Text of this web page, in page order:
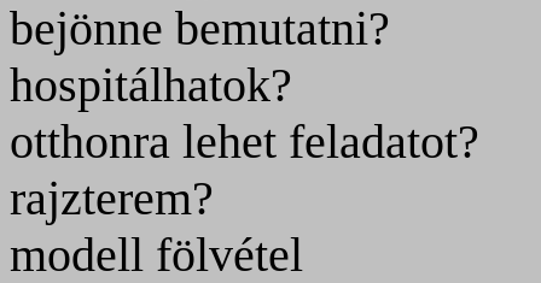
bejönne bemutatni?
hospitálhatok?
otthonra lehet feladatot?
rajzterem?
modell fölvétel